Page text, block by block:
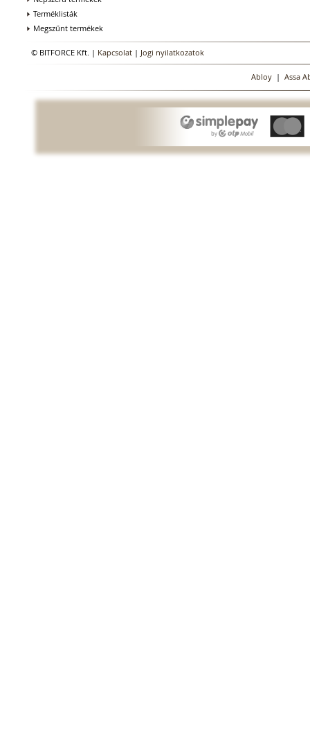
Terméklisták
Megszűnt termékek
© BITFORCE Kft. | Kapcsolat | Jogi nyilatkozatok
Abloy| Assa